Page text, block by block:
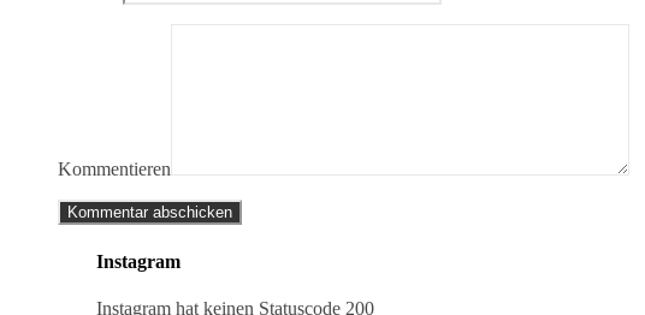
Kommentieren
Instagram
Instagram hat keinen Statuscode 200